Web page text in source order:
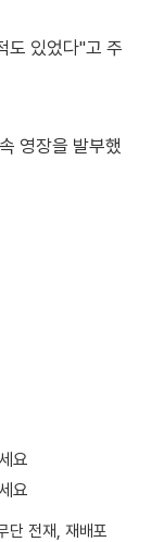
도 있었다"고 주
영장을 발부했
요
요
전재, 재배포